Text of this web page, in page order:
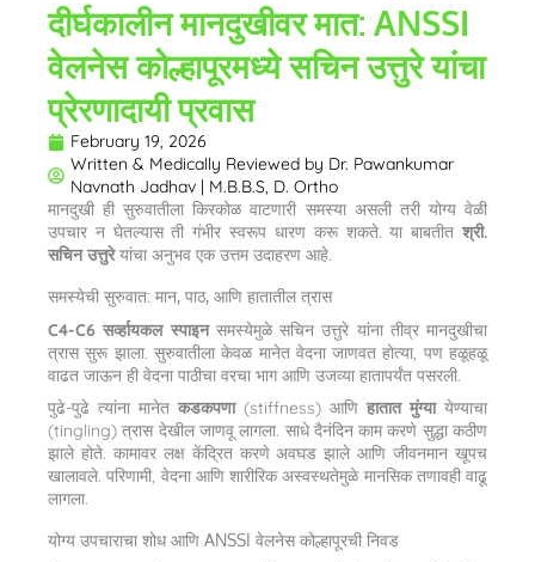
दीर्घकालीन मानदुखीवर मात: ANSSI
वेलनेस कोल्हापूरमध्ये सचिन उत्तुरे यांचा
प्रेरणादायी प्रवास
February 19, 2026
Written & Medically Reviewed by Dr. Pawankumar
Navnath Jadhav | M.B.B.S, D. Ortho
मानदुखी ही सुरुवातीला किरकोळ वाटणारी समस्या असली तरी योग्य वेळी
उपचार न घेतल्यास ती गंभीर स्वरूप धारण करू शकते. या बाबतीत श्री.
सचिन उत्तुरेयांचा अनुभव एक उत्तम उदाहरण आहे.
समस्येची सुरुवात: मान, पाठ, आणि हातातील त्रास
C4-C6 सर्व्हायकल स्पाइनसमस्येमुळे सचिन उत्तुरे यांना तीव्र मानदुखीचा
त्रास सुरू झाला. सुरुवातीला केवळ मानेत वेदना जाणवत होत्या, पण हळूहळू
वाढत जाऊन ही वेदना पाठीचा वरचा भाग आणि उजव्या हातापर्यंत पसरली.
पुढे-पुढे त्यांना मानेत कडकपणा(stiffness) आणि हातात मुंग्यायेण्याचा
(tingling) त्रास देखील जाणवू लागला. साधे दैनंदिन काम करणे सुद्धा कठीण
झाले होते. कामावर लक्ष केंद्रित करणे अवघड झाले आणि जीवनमान खूपच
खालावले. परिणामी, वेदना आणि शारीरिक अस्वस्थतेमुळे मानसिक तणावही वाढू
लागला.
योग्य उपचाराचा शोध आणि ANSSI वेलनेस कोल्हापूरची निवड